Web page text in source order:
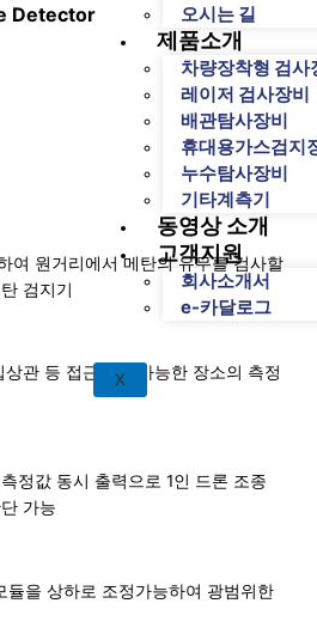
오시는 길
제품소개
차량장착형 검사
레이저 검사장비
배관탐사장비
휴대용가스검지
누수탐사장비
기타계측기
동영상 소개
고객지원
회사소개서
e-카달로그
X
Detector
여 원거리에서 메탄의 유무를 검사할
검지기
상관 등 접근이 불가능한 장소의 측정
정값 동시 출력으로 1인 드론 조종
가능
듈을 상하로 조정가능하여 광범위한